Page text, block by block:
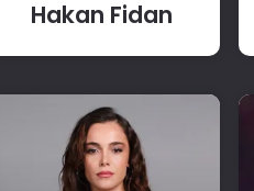
Hakan Fidan